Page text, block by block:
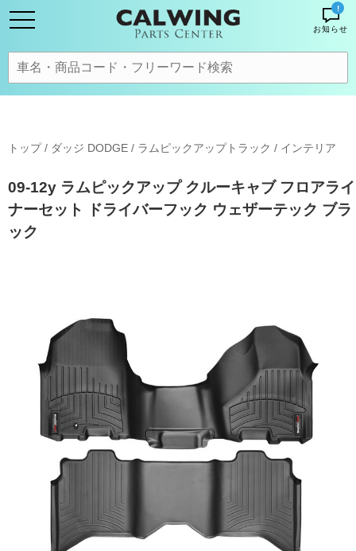
!
お知らせ
トップ/ ダッジ DODGE / ラムピックアップトラック / インテリア
09-12y ラムピックアップ クルーキャブ フロアライ
ナーセット ドライバーフック ウェザーテック ブラ
ック